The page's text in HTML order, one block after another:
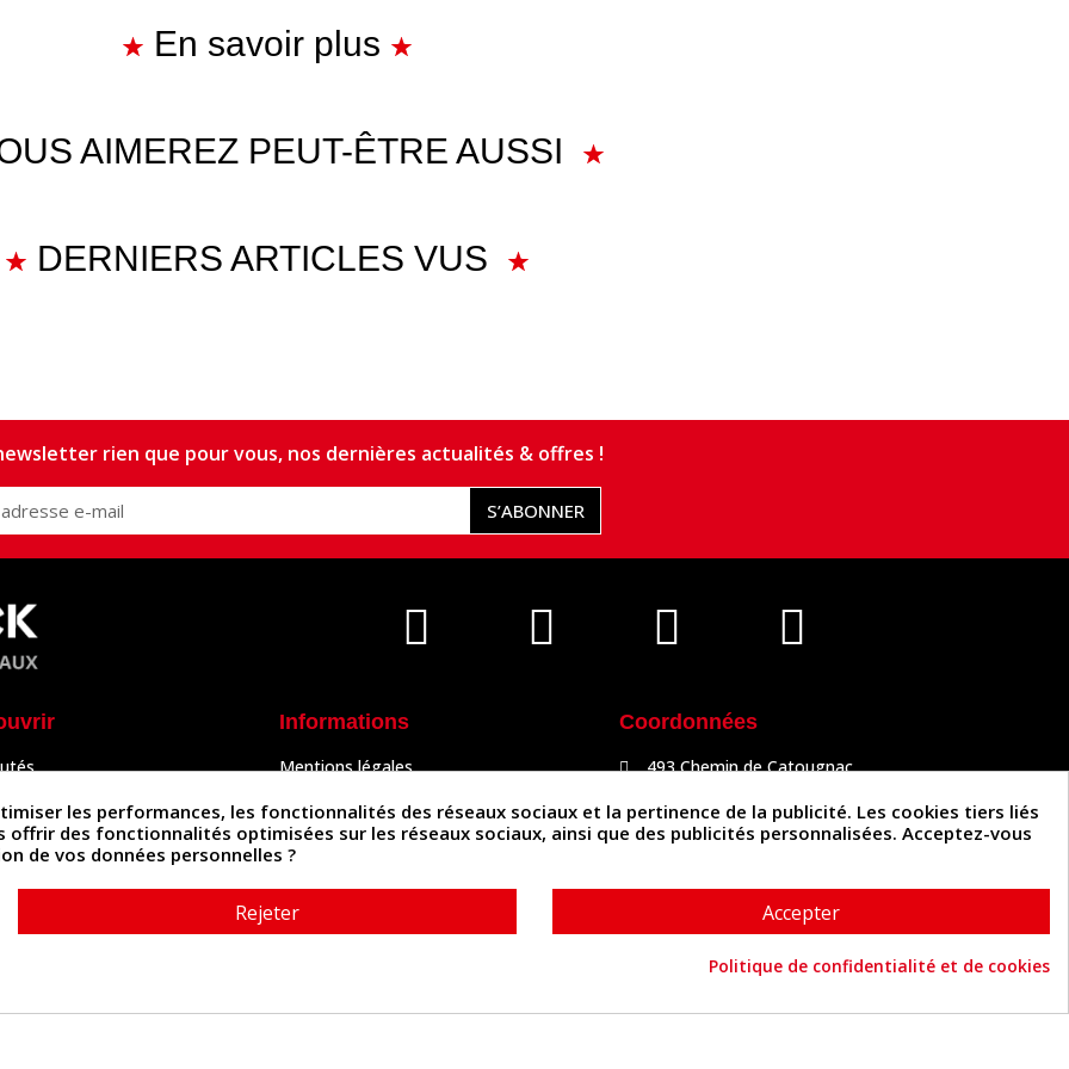
En savoir plus
AIMEREZ PEUT-ÊTRE AUSSI
DERNIERS ARTICLES VUS
rien que pour vous, nos dernières actualités & offres !
S’ABONNER
Accessoires
Informations
Mentions légales
Politique de confidentialité
Politique des cookies
Contactez-nous
Coordonnées
493 Chemin de Catougnac
05 63 34 51 88
contact@cuirenstock.com
les performances, les fonctionnalités des réseaux sociaux et la pertinence de la publicité. Les cookies tiers liés
des fonctionnalités optimisées sur les réseaux sociaux, ainsi que des publicités personnalisées. Acceptez-vous
de vos données personnelles ?
Rejeter Accepter
Politique de confidentialité et de cookies